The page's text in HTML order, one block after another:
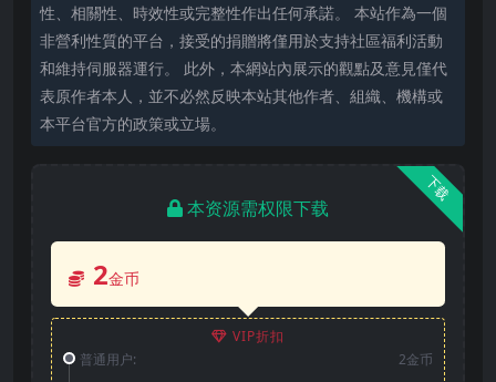
性、相關性、時效性或完整性作出任何承諾。 本站作為一個
非營利性質的平台，接受的捐贈將僅用於支持社區福利活動
和維持伺服器運行。 此外，本網站內展示的觀點及意見僅代
表原作者本人，並不必然反映本站其他作者、組織、機構或
本平台官方的政策或立場。
下载
本资源需权限下载
2金币
VIP折扣
普通用户:
2金币